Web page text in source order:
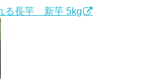
る長芋 新芋 5kg